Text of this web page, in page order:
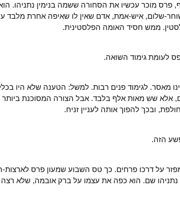
פרס מוכר עכשיו את הסחורה ששמה בנימין נתניהו.
שלום, איש-אמת, אדם שאין לו שאיפה אחרת מלבד
ממש חסיד האומה הפלסטינית.
לעומת גימוד השואה.
מאסר. לגימוד פנים רבות. למשל: הטענה שלא היו
אלא שש מאות אלף בלבד. אבל הצורה המסוכנת ביותר
ובכך להפוך אותה לעניין זניח.
הזה.
על דרכו פרחים. כך טס השבוע שמעון פרס לארצות-
נתניהו שם. הוא כפה את עצמו על ברק אובמה, שלא